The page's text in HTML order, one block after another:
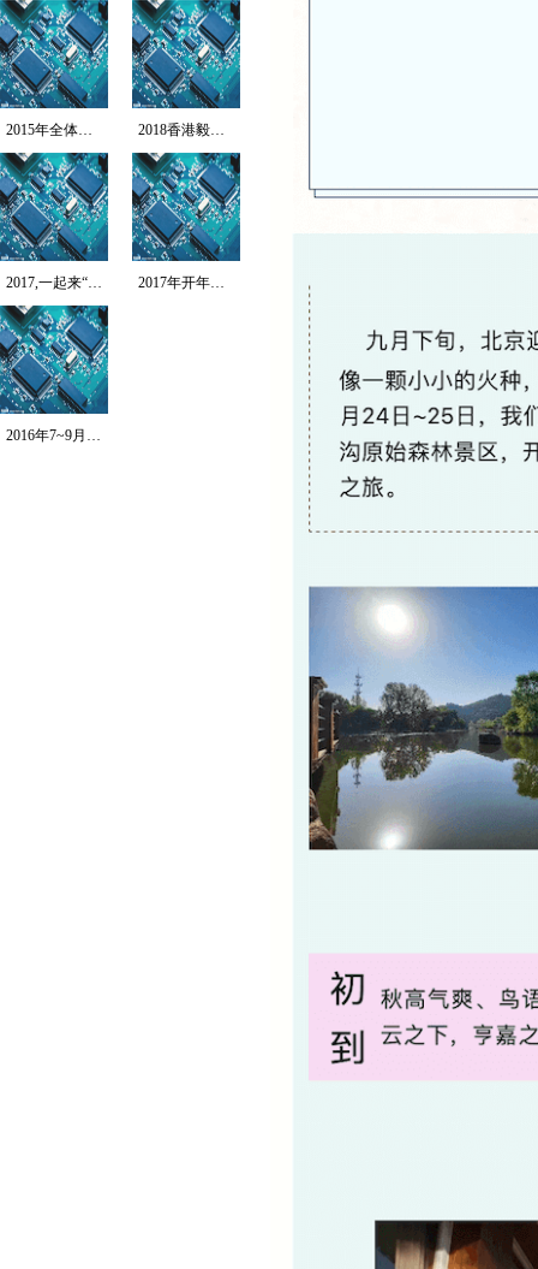
2015年全体员工拓... 2018香港毅行者-...
2017,一起来“北... 2017年开年第一跑...
2016年7~9月T...